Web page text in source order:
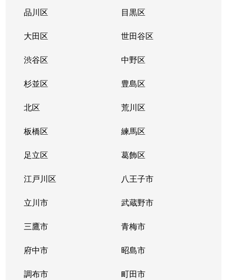
品川区 目黒区
大田区 世田谷区
渋谷区 中野区
杉並区 豊島区
北区 荒川区
板橋区 練馬区
足立区 葛飾区
江戸川区 八王子市
立川市 武蔵野市
三鷹市 青梅市
府中市 昭島市
調布市 町田市